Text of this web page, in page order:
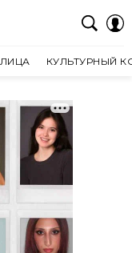
ЛИЦА КУЛЬТУРНЫЙ